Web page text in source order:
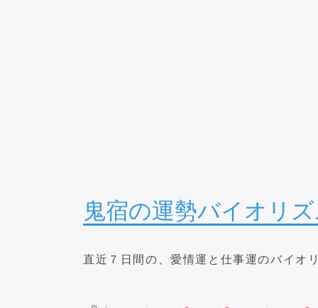
鬼宿の運勢バイオリ
直近７日間の、愛情運と仕事運のバイオ